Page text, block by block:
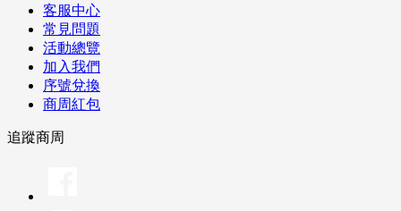
客服中心
常見問題
活動總覽
加入我們
序號兌換
商周紅包
追蹤商周